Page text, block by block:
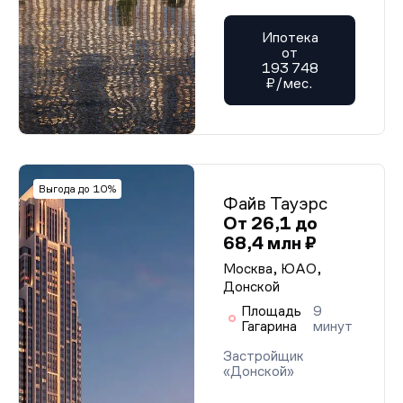
Ипотека
от
193 748
₽/мес.
Выгода до 10%
Файв Тауэрс
От 26,1 до
68,4 млн ₽
Москва, ЮАО,
Донской
Площадь
Гагарина
9
минут
Застройщик
«Донской»